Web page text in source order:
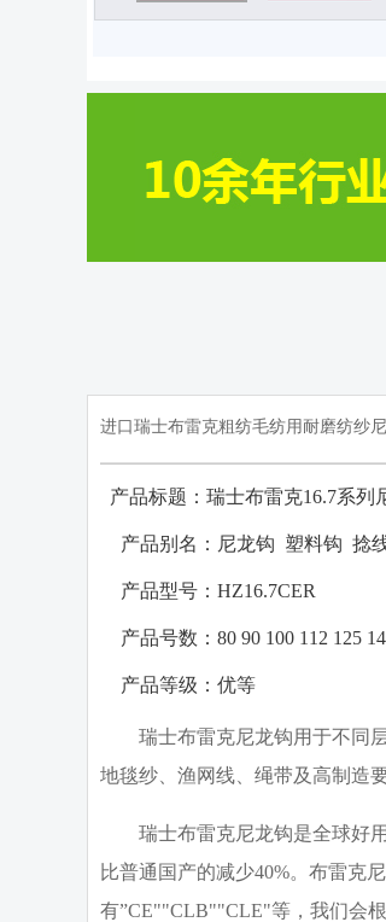
进口瑞士布雷克粗纺毛纺用耐磨纺纱
产品标题：瑞士布雷克16.7系列
产品别名： 尼龙钩 塑料钩 捻
产品型号：HZ16.7CER
产品号数：80 90 100 112 125
产品等级：优等
瑞士布雷克尼龙钩用于不同层
地毯纱、渔网线、绳带及高制造
瑞士布雷克尼龙钩是全球好
比普通国产的减少40%。布雷克
有”CE""CLB""CLE"等，我们会